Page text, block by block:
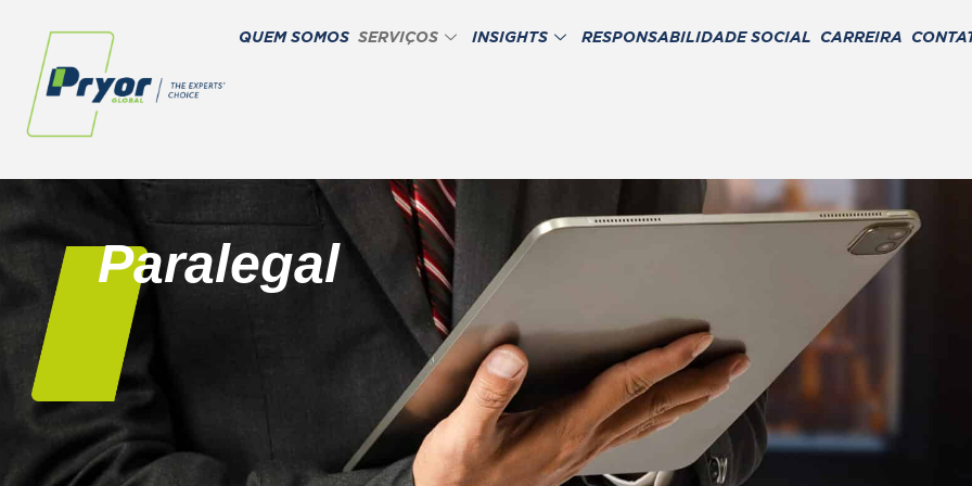
QUEM SOMOS SERVIÇOS INSIGHTS RESPONSABILIDADE SOCIAL CARREIRA
Paralegal